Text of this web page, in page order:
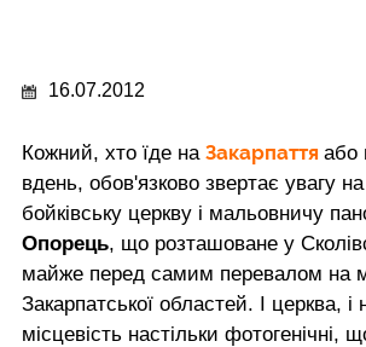
16.07.2012
Кожний, хто їде на Закарпаття або
вдень, обов'язково звертає увагу
бойківську церкву і мальовничу
Опорець, що розташоване у
майже перед самим перевалом на
Закарпатської областей. І церква,
місцевість настільки фотогенічні,